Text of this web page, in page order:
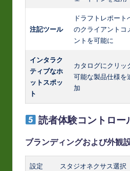
注記ツール
ドラフトレポート
のクライアントコ
ントを可能に
インタラク
ティブなホ
ットスポッ
ト
カタログにクリッ
可能な製品仕様を
加
読者体験コントロー
ブランディングおよび外観
設定 スタジオネクサス選択